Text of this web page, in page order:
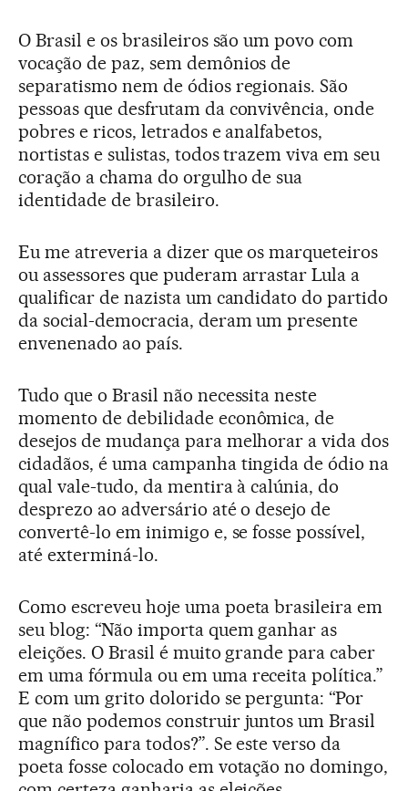
O Brasil e os brasileiros são um povo com
vocação de paz, sem demônios de
separatismo nem de ódios regionais. São
pessoas que desfrutam da convivência, onde
pobres e ricos, letrados e analfabetos,
nortistas e sulistas, todos trazem viva em seu
coração a chama do orgulho de sua
identidade de brasileiro.
Eu me atreveria a dizer que os marqueteiros
ou assessores que puderam arrastar Lula a
qualificar de nazista um candidato do partido
da social-democracia, deram um presente
envenenado ao país.
Tudo que o Brasil não necessita neste
momento de debilidade econômica, de
desejos de mudança para melhorar a vida dos
cidadãos, é uma campanha tingida de ódio na
qual vale-tudo, da mentira à calúnia, do
desprezo ao adversário até o desejo de
convertê-lo em inimigo e, se fosse possível,
até exterminá-lo.
Como escreveu hoje uma poeta brasileira em
seu blog: “Não importa quem ganhar as
eleições. O Brasil é muito grande para caber
em uma fórmula ou em uma receita política.”
E com um grito dolorido se pergunta: “Por
que não podemos construir juntos um Brasil
magnífico para todos?”. Se este verso da
poeta fosse colocado em votação no domingo,